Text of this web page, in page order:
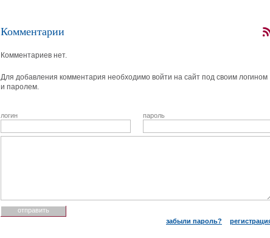
Комментарии
Комментариев нет.
Для добавления комментария необходимо войти на сайт под своим логином
и паролем.
логин пароль
забыли пароль?